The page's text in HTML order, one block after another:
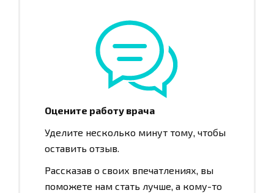
Оцените работу врача
Уделите несколько минут тому, чтобы
оставить отзыв.
Рассказав о своих впечатлениях, вы
поможете нам стать лучше, а кому-то